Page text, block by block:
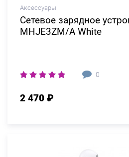
Аксессуары
Сетевое зарядное
MHJE3ZM/A White
0
2 470 ₽